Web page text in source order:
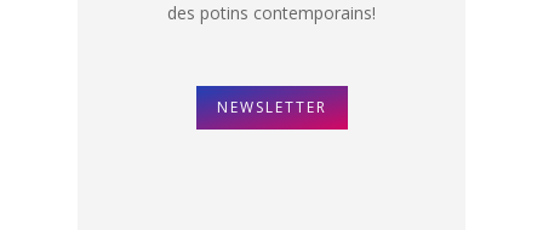
des potins contemporains!
NEWSLETTER